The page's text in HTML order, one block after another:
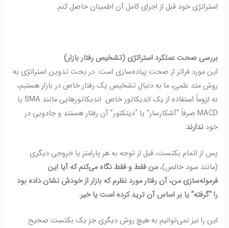
استراتژی خود قبل از اجرای کامل آن اطمینان حاصل کنم.
بررسی صحت عملکرد استراتژی (تشخیص رفتار بازار)
این مورد فراتر از صحت پیاده‌سازی است.در بحث تدوین استراتژی به
روش متد علمی، ما به دنبال تشخیص یک رفتار خاص در بازار هستیم،
نه لزوماً استفاده از یک اندیکاتور خاص. اندیکاتورهایی مانند SMA یا
MACD صرفاً “آشکارساز” یا “دیتکتور” آن رفتار هستند و جادویی در
خودندارند.
پس از اتمام بکتست، قبل از توجه به هر پارامتر یا خروجی دیگری
(مانند سود خالص)،من فقط و فقط نگاه می‌کنم که آیا این
فرموله‌سازی من، آن رفتار مورد نظرم که بازار از خودش نشان داده بود
را “گرفته” یا بر اساس آن ترید کرده است یا خیر.
این را نیز نمی‌توانیم به هیچ روش دیگری جز یک بکتست صحیح